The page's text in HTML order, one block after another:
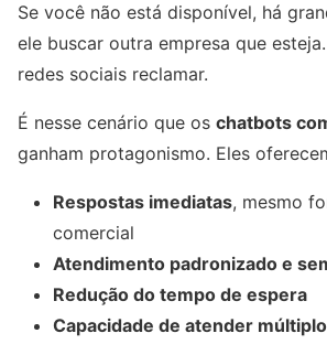
Se você não está disponível, há
ele buscar outra empresa que
redes sociais reclamar.
É nesse cenário que os chatbots
ganham protagonismo. Eles
Respostas imediatas, mesmo
comercial
Atendimento padronizado e
Redução do tempo de espera
Capacidade de atender